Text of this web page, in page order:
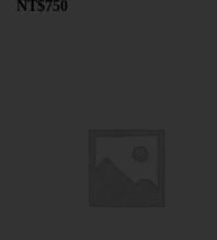
NT$750